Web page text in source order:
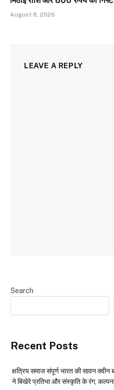
August 8, 2026
LEAVE A REPLY
Search
Recent Posts
क्षत्रिय समाज संपूर्ण भारत की सावन
ने बिखेरे प्रतिभा और संस्कृति के रंग, कल्पना